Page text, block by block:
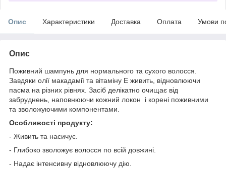
Опис Характеристики Доставка Оплата Умови
Опис
Поживний шампунь для нормального та сухого волосся.
Завдяки олії макадамії та вітаміну Е живить, відновлюючи
пасма на різних рівнях. Засіб делікатно очищає від
забруднень, наповнюючи кожний локон і корені поживними
та зволожуючими компонентами.
Особливості продукту:
- Живить та насичує.
- Глибоко зволожує волосся по всій довжині.
- Надає інтенсивну відновлюючу дію.